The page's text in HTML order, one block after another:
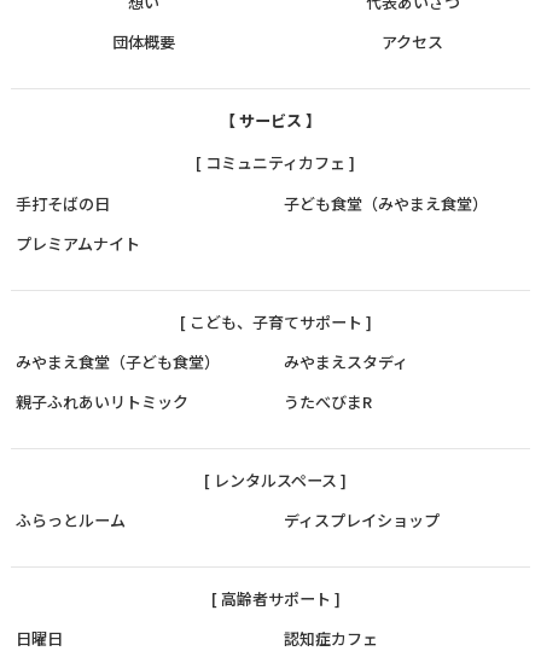
団体概要
アクセス
【 サービス 】
[ コミュニティカフェ ]
手打そばの日
子ども食堂（みやまえ食堂）
プレミアムナイト
[ こども、子育てサポート ]
みやまえ食堂（子ども食堂）
みやまえスタディ
親子ふれあいリトミック
うたべびまR
[ レンタルスペース ]
ふらっとルーム
ディスプレイショップ
[ 高齢者サポート ]
日曜日
認知症カフェ